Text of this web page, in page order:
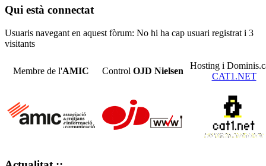
Qui està connectat
Usuaris navegant en aquest fòrum: No hi ha cap usuari registrat i 3
visitants
Membre de l'AMIC Control OJD Nielsen
Hosting i
CAT1.NET